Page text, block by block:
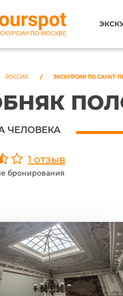
РОССИЯ ЭКСКУРСИИ ПО САНКТ-
ЧЕЛОВЕКА
1 отзыв
бронирования